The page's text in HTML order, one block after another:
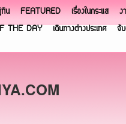
น FEATURED เรื่องในกระแส ง
THE DAY
เดินทางต่างประเทศ จั